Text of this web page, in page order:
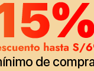
APP